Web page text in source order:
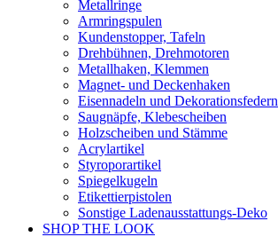
Metallringe
Armringspulen
Kundenstopper, Tafeln
Drehbühnen, Drehmotoren
Metallhaken, Klemmen
Magnet- und Deckenhaken
Eisennadeln und Dekorationsfedern
Saugnäpfe, Klebescheiben
Holzscheiben und Stämme
Acrylartikel
Styroporartikel
Spiegelkugeln
Etikettierpistolen
Sonstige Ladenausstattungs-Deko
SHOP THE LOOK